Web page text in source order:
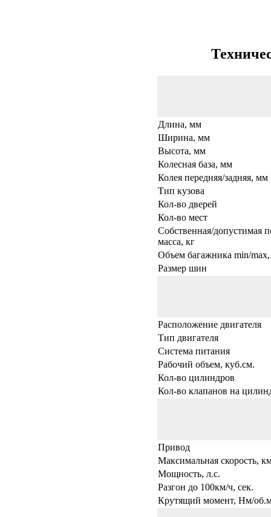
Длина, мм
Ширина, мм
Высота, мм
Колесная база, мм
Колея передняя/задняя, мм
Тип кузова
Кол-во дверей
Кол-во мест
Собственная/допустимая
масса, кг
Объем багажника min/max,
Размер шин
Расположение двигателя
Тип двигателя
Система питания
Рабочий объем, куб.см.
Кол-во цилиндров
Кол-во клапанов на
Привод
Максимальная скорость,
Мощность, л.с.
Разгон до 100км/ч, сек.
Крутящий момент, Нм/